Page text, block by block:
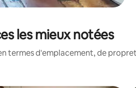
les mieux notées
termes d'emplacement, de